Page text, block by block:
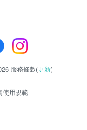
服務條款(更新)
使用規範